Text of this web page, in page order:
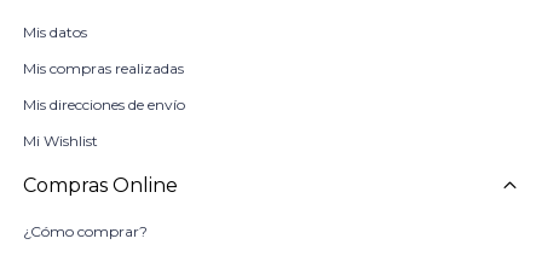
Mis datos
Mis compras realizadas
Mis direcciones de envío
Mi Wishlist
Compras Online
¿Cómo comprar?